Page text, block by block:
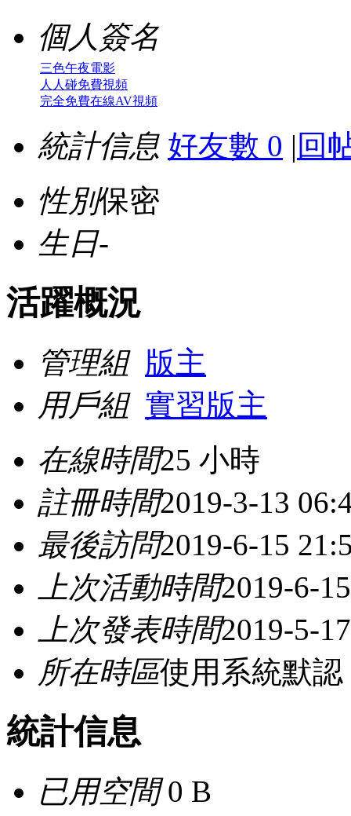
個人簽名
三色午夜電影
人人碰免費視頻
完全免費在線AV視頻
統計信息 好友數 0 | 回
性別保密
生日-
活躍概況
管理組 版主
用戶組 實習版主
在線時間25 小時
註冊時間2019-3-13
最後訪問2019-6-15
上次活動時間2019-6-
上次發表時間2019-5-
所在時區使用系統默認
統計信息
已用空間0 B